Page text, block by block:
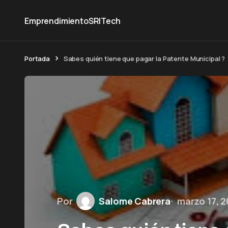
EmprendimientoSRITech
Portada Sabes quién tiene que pagar la Patente Municipal ?
Por Salome Cabrera marzo 17,